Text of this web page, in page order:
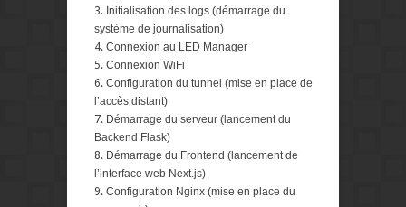
Initialisation des logs (démarrage du
système de journalisation)
Connexion au LED Manager
Connexion WiFi
Configuration du tunnel (mise en place de
l’accès distant)
Démarrage du serveur (lancement du
Backend Flask)
Démarrage du Frontend (lancement de
l’interface web Next.js)
Configuration Nginx (mise en place du